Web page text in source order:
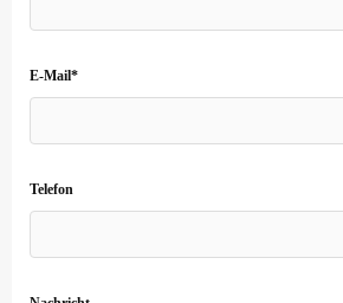
E-Mail*
Telefon